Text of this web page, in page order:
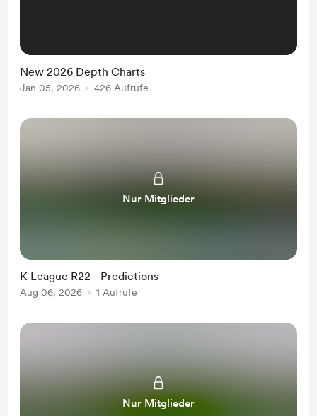
New 2026 Depth Charts
Jan 05, 2026 426 Aufrufe
Nur Mitglieder
K League R22 - Predictions
Aug 06, 2026 1 Aufrufe
Nur Mitglieder